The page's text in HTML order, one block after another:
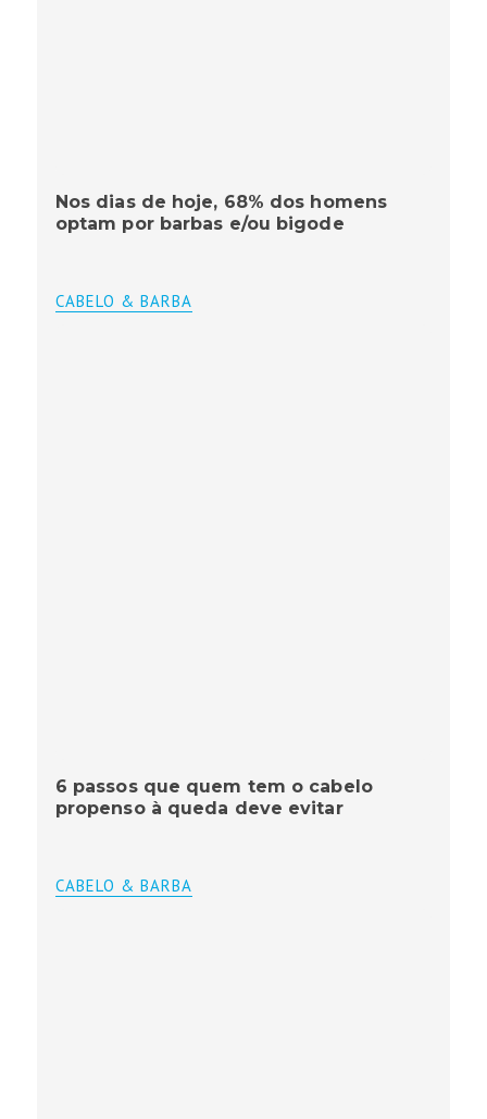
Nos dias de hoje, 68% dos homens
optam por barbas e/ou bigode
CABELO & BARBA
6 passos que quem tem o cabelo
propenso à queda deve evitar
CABELO & BARBA